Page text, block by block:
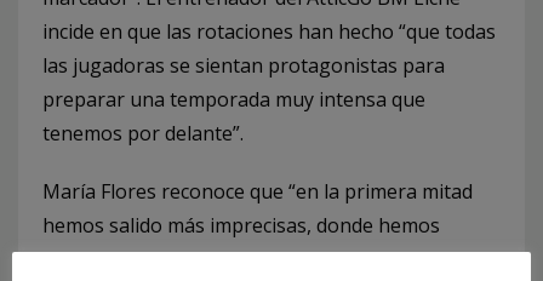
incide en que las rotaciones han hecho “que todas
las jugadoras se sientan protagonistas para
preparar una temporada muy intensa que
tenemos por delante”.
María Flores reconoce que “en la primera mitad
hemos salido más imprecisas, donde hemos
pagado nuestros errores, sobre todo en defensa”.